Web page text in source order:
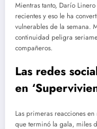
Mientras tanto, Darío
recientes y eso le ha
vulnerables de la semana.
continuidad peligra
compañeros.
Las redes
en
Las primeras reacciones
que terminó la gala, miles